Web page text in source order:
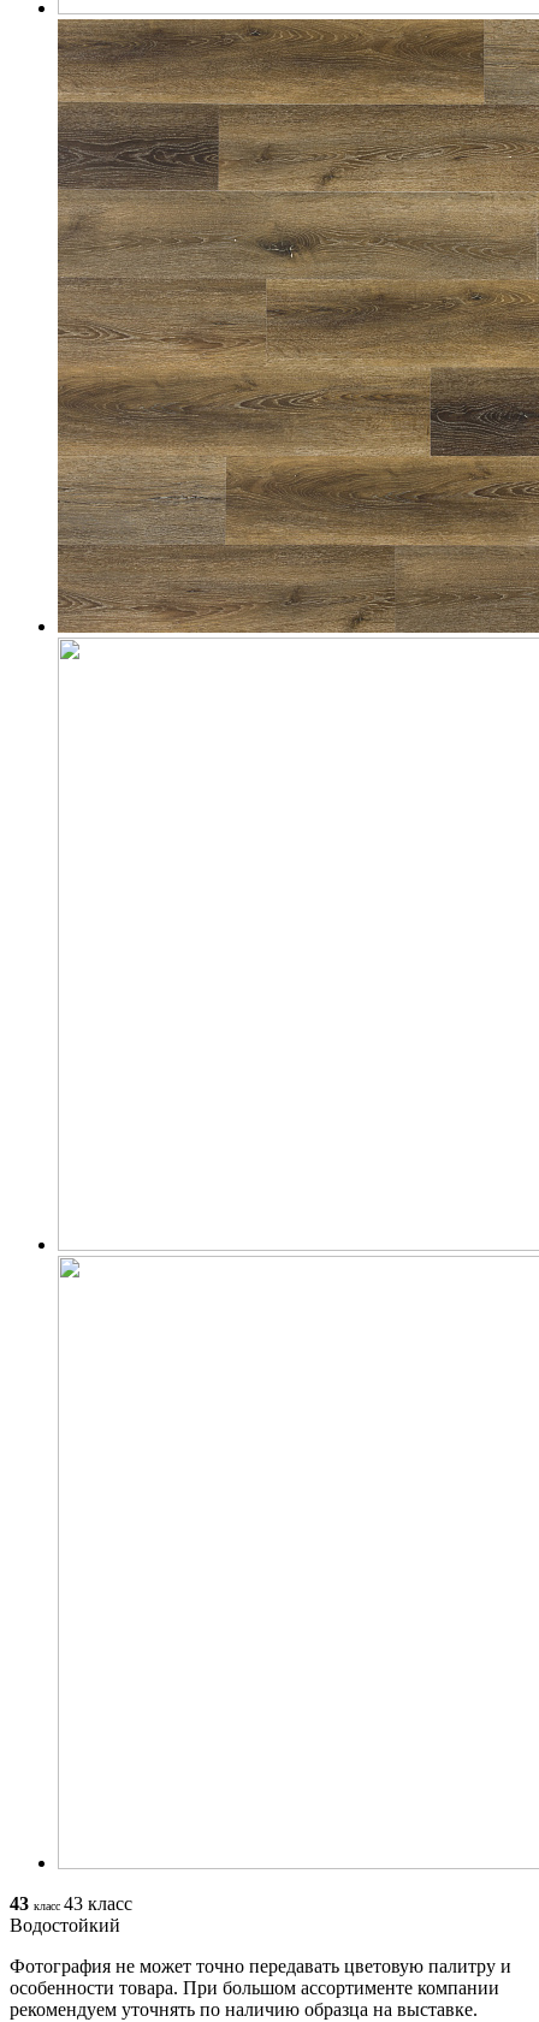
43 класс 43 класс
Водостойкий
Фотография не может точно передавать цветовую палитру и
особенности товара. При большом ассортименте компании
рекомендуем уточнять по наличию образца на выставке.